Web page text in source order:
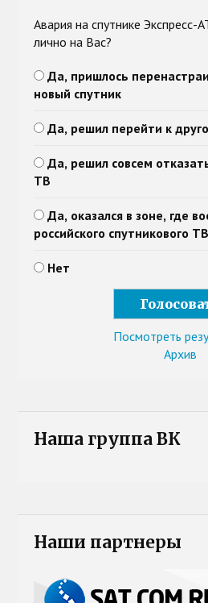
Авария на спутнике Экспресс-
лично на Вас?
Да, пришлось
новый спутник
Да, решил перейти к
Да, решил совсем
ТВ
Да, оказался в зоне, где
российского спутникового ТВ
Нет
Посмотреть
Архив
Наша группа ВК
Наши партнеры